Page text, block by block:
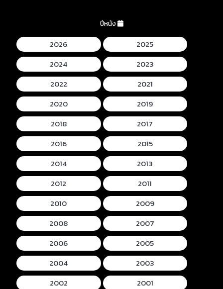
ปีหนัง
2026
2025
2024
2023
2022
2021
2020
2019
2018
2017
2016
2015
2014
2013
2012
2011
2010
2009
2008
2007
2006
2005
2004
2003
2002
2001